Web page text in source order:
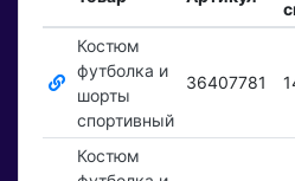
Костюм
футболка и
шорты
спортивный
36407781
Костюм